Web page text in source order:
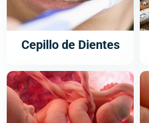
Cepillo de Dientes